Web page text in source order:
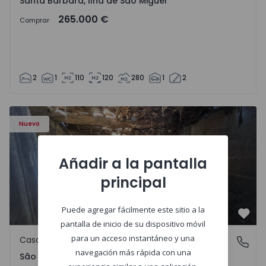
Comprar 265.000 €
2 1 110 120 280 1 2
Nuevo
Casa Vila Real, São Tomé do Castelo e Justes - 1575189 - 1
São Tomé do Castelo e Justes, Vila Real
Casa de Campo
São Tomé do Castelo e Justes, Vila Real
Añadir a la pantalla
principal
Puede agregar fácilmente este sitio a la
pantalla de inicio de su dispositivo móvil
para un acceso instantáneo y una
navegación más rápida con una